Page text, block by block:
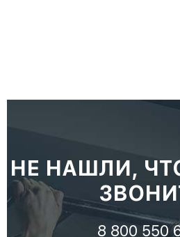
НЕ НАШЛИ,
8 800 550